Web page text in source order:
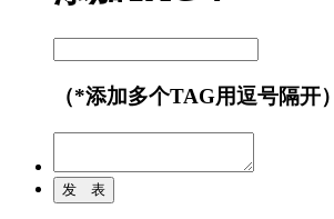
（*添加多个TAG用逗号隔开）